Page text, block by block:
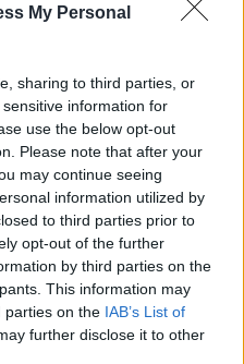
My Personal
sharing to third parties, or
information for
use the below opt-out
Please note that after your
may continue seeing
information utilized by
to third parties prior to
opt-out of the further
by third parties on the
This information may
parties on the IAB’s List of
further disclose it to other
στις 4 Οκτωβρίου
Προπονητής της είναι
είναι και προπονητής
Κατέχει το Νο-12 της
κατηγορία των -57
Ολυμπιακή. Το 2016
στο Ευρωπαϊκό
ενώ στον
κατέκτησε
οποίων τέσσερα
Αγώνες